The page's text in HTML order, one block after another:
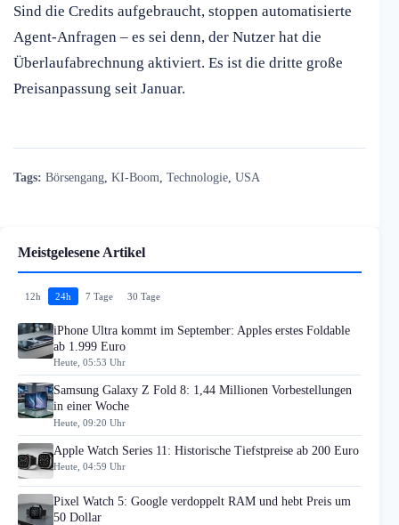
Sind die Credits aufgebraucht, stoppen automatisierte
Agent-Anfragen – es sei denn, der Nutzer hat die
Überlaufabrechnung aktiviert. Es ist die dritte große
Preisanpassung seit Januar.
Tags: Börsengang KI-Boom Technologie USA
Meistgelesene Artikel
12h 24h 7 Tage 30 Tage
iPhone Ultra kommt im September: Apples erstes Foldable
ab 1.999 Euro
Heute, 05:53 Uhr
Samsung Galaxy Z Fold 8: 1,44 Millionen Vorbestellungen
in einer Woche
Heute, 09:20 Uhr
Apple Watch Series 11: Historische Tiefstpreise ab 200 Euro
Heute, 04:59 Uhr
Pixel Watch 5: Google verdoppelt RAM und hebt Preis um
50 Dollar